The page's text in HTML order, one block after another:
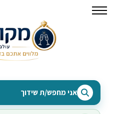
אני מחפש/ת שידוך